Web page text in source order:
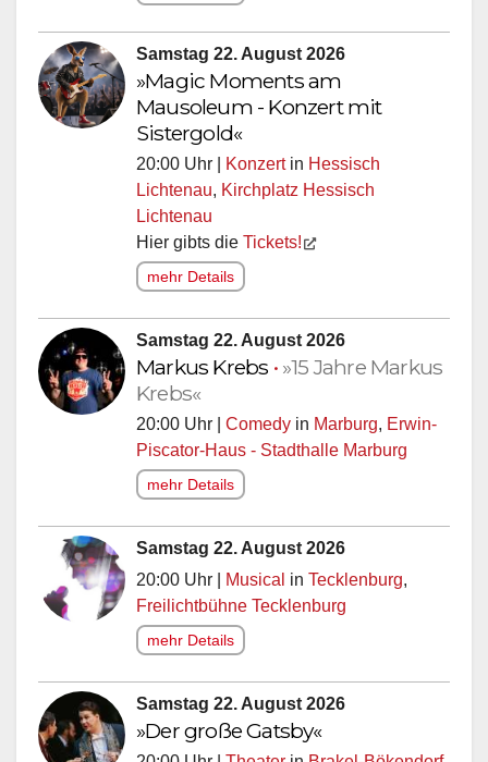
Samstag 22. August 2026
»Magic Moments am
Mausoleum - Konzert mit
Sistergold«
20:00 Uhr | Konzertin Hessisch
Lichtenau, Kirchplatz Hessisch
Lichtenau
Hier gibts die Tickets!
mehr Details
Samstag 22. August 2026
Markus Krebs • »15 Jahre Markus
Krebs«
20:00 Uhr | Comedy in Marburg, Erwin-
Piscator-Haus - Stadthalle Marburg
mehr Details
Samstag 22. August 2026
20:00 Uhr |
Musical in Tecklenburg,
Freilichtbühne Tecklenburg
mehr Details
Samstag 22. August 2026
»Der große Gatsby«